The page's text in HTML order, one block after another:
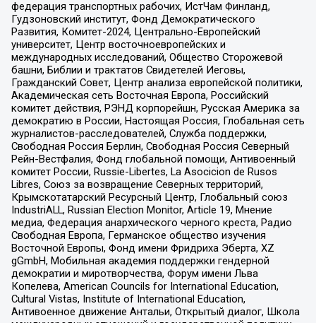
федерация транспортных рабочих, ИстЧам Финланд,
Гудзоновский институт, Фонд Демократического
Развития, Комитет-2024, Центрально-Европейский
университет, Центр восточноевропейских и
международных исследований, Общество Сторожевой
башни, Библии и трактатов Свидетелей Иеговы,
Гражданский Совет, Центр анализа европейской политики,
Академическая сеть Восточная Европа, Российский
комитет действия, РЭНД корпорейшн, Русская Америка за
демократию в России, Настоящая Россия, Глобальная сеть
журналистов-расследователей, Служба поддержки,
Свободная Россия Берлин, Свободная Россия Северный
Рейн-Вестфалия, Фонд глобальной помощи, Антивоенный
комитет России, Russie-Libertes, La Asocicion de Rusos
Libres, Союз за возвращение Северных территорий,
Крымскотатарский Ресурсный Центр, Глобальный союз
IndustriALL, Russian Election Monitor, Article 19, Мнение
медиа, Федерация анархического черного креста, Радио
Свободная Европа, Германское общество изучения
Восточной Европы, Фонд имени Фридриха Эберта, XZ
gGmbH, Мобильная академия поддержки гендерной
демократии и миротворчества, Форум имени Льва
Копелева, American Councils for International Education,
Cultural Vistas, Institute of International Education,
Антивоенное движение Антальи, Открытый диалог, Школа